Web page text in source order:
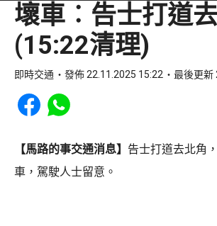
壞車︰告士打道
(15:22清理)
即時交通 發佈 22.11.2025 15:22 最後更新
Share to Facebook
Share to WhatsApp
【馬路的事交通消息】 告士打道去北角
車，駕駛人士留意。